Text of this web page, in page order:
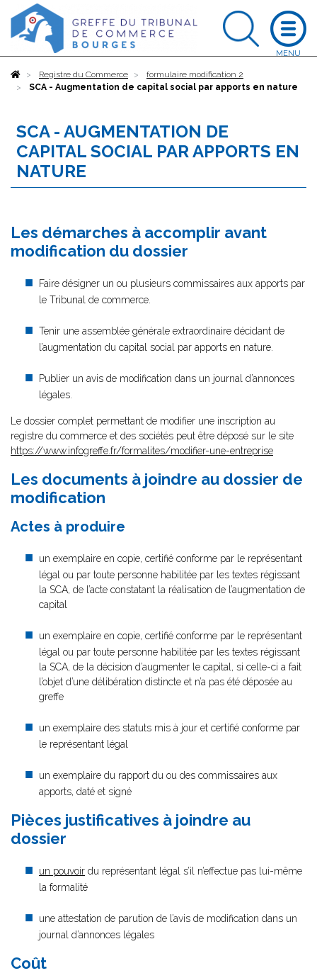
AccueilRegistre du Commerce
formulaire modification 2
SCA - Augmentation de capital social par apports en nature
SCA - AUGMENTATION DE
CAPITAL SOCIAL PAR APPORTS EN
NATURE
Les démarches à accomplir avant
modification du dossier
Faire désigner un ou plusieurs commissaires aux apports par
le Tribunal de commerce.
Tenir une assemblée générale extraordinaire décidant de
l’augmentation du capital social par apports en nature.
Publier un avis de modification dans un journal d’annonces
légales.
Le dossier complet permettant de modifier une inscription au
registre du commerce et des sociétés peut être déposé sur le site
https://www.infogreffe.fr/formalites/modifier-une-entreprise
Les documents à joindre au dossier de
modification
Actes à produire
un exemplaire en copie, certifié conforme par le représentant
légal ou par toute personne habilitée par les textes régissant
la SCA, de l’acte constatant la réalisation de l’augmentation de
capital
un exemplaire en copie, certifié conforme par le représentant
légal ou par toute personne habilitée par les textes régissant
la SCA, de la décision d’augmenter le capital, si celle-ci a fait
l’objet d’une délibération distincte et n’a pas été déposée au
greffe
un exemplaire des statuts mis à jour et certifié conforme par
le représentant légal
un exemplaire du rapport du ou des commissaires aux
apports, daté et signé
Pièces justificatives à joindre au
dossier
un pouvoir du représentant légal s’il n’effectue pas lui-même
la formalité
une attestation de parution de l’avis de modification dans un
journal d’annonces légales
Coût